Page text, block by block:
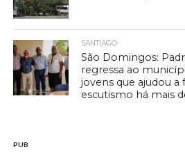
SANTIAGO
São Domingos:
regressa ao
jovens que ajudou
escutismo há mais
PUB